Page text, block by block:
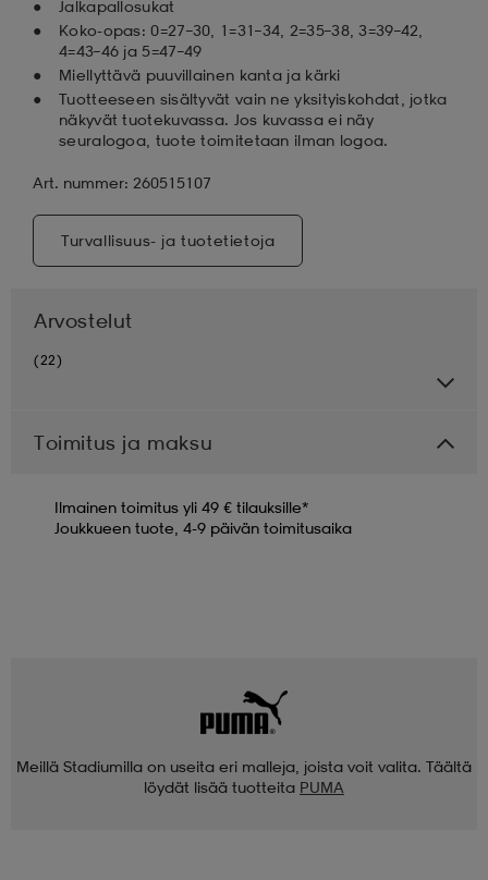
Jalkapallosukat
Koko-opas: 0=27–30, 1=31–34, 2=35–38, 3=39–42,
4=43–46 ja 5=47–49
Miellyttävä puuvillainen kanta ja kärki
Tuotteeseen sisältyvät vain ne yksityiskohdat, jotka
näkyvät tuotekuvassa. Jos kuvassa ei näy
seuralogoa, tuote toimitetaan ilman logoa.
Art. nummer: 260515107
Turvallisuus- ja tuotetietoja
Arvostelut
(22)
Toimitus ja maksu
Ilmainen toimitus yli 49 € tilauksille*
Joukkueen tuote, 4-9 päivän toimitusaika
Meillä Stadiumilla on useita eri malleja, joista voit valita. Täältä
löydät lisää tuotteita PUMA